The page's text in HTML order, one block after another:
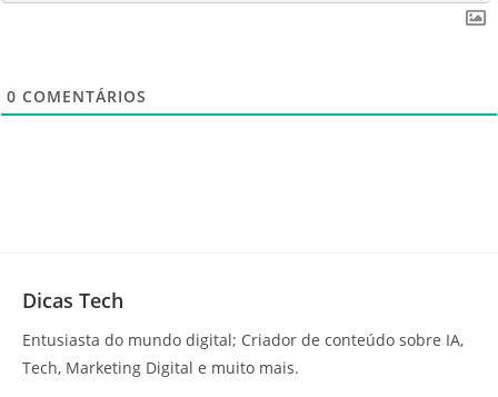
0 COMENTÁRIOS
Dicas Tech
Entusiasta do mundo digital; Criador de conteúdo sobre IA,
Tech, Marketing Digital e muito mais.